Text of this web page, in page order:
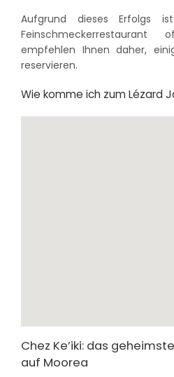
Aufgrund dieses Erfolgs
empfehlen Ihnen daher,
reservieren.
Wie komme ich zum Lézard
Chez Ke’iki: das
auf Moorea